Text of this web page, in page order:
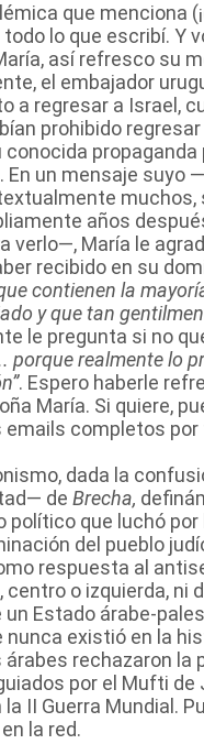
que menciona
lo que escribí. Y
así refresco su
el embajador
a regresar a Israel,
prohibido
conocida
En un mensaje suyo
muchos,
años
verlo—, María le
recibido en su
contienen la
y que tan
le pregunta si no
porque realmente lo
. Espero haberle
María. Si quiere,
emails completos por
dada la
de Brecha,
político que luchó por
del pueblo
respuesta al
centro o izquierda, ni
Estado árabe-
nunca existió en la
árabes rechazaron la
por el Mufti
II Guerra Mundial.
la red.